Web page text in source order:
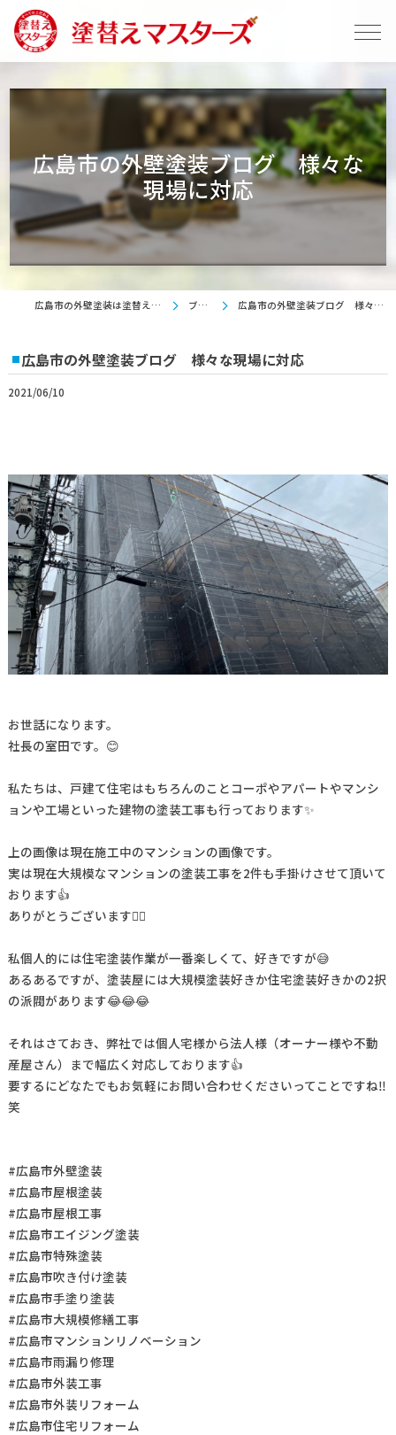
広島市の外壁塗装ブログ 様々な
現場に対応
広島市の外壁塗装は塗替えマスターズ ブログ 広島市の外壁塗装ブログ 様々な現場に対応
広島市の外壁塗装ブログ 様々な現場に対応
2021/06/10
お世話になります。
社長の室田です。😊
私たちは、戸建て住宅はもちろんのことコーポやアパートやマンシ
ョンや工場といった建物の塗装工事も行っております✨
上の画像は現在施工中のマンションの画像です。
実は現在大規模なマンションの塗装工事を2件も手掛けさせて頂いて
おります👍
ありがとうございます🙇‍♂️
私個人的には住宅塗装作業が一番楽しくて、好きですが😅
あるあるですが、塗装屋には大規模塗装好きか住宅塗装好きかの2択
の派閥があります😂😂😂
それはさておき、弊社では個人宅様から法人様（オーナー様や不動
産屋さん）まで幅広く対応しております👍
要するにどなたでもお気軽にお問い合わせくださいってことですね‼️
笑
#広島市外壁塗装
#広島市屋根塗装
#広島市屋根工事
#広島市エイジング塗装
#広島市特殊塗装
#広島市吹き付け塗装
#広島市手塗り塗装
#広島市大規模修繕工事
#広島市マンションリノベーション
#広島市雨漏り修理
#広島市外装工事
#広島市外装リフォーム
#広島市住宅リフォーム